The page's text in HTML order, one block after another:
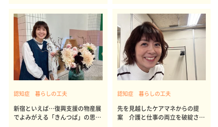
認知症 暮らしの工夫
新宿といえば…復興支援の物産展
でよみがえる「きんつば」の思い
認知症 暮らしの工夫
先を見越したケアマネからの提
案 介護と仕事の両立を破綻させ